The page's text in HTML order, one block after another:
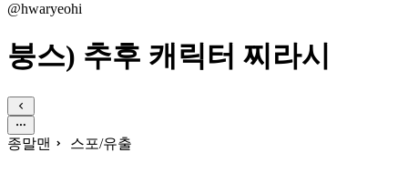
@hwaryeohi
붕스) 추후 캐릭터 찌라시
종말맨 스포/유출